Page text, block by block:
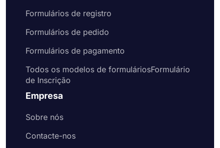
Formulários de registro
Formulários de pedido
Formulários de pagamento
Todos os modelos de formuláriosFormulário
de Inscrição
Empresa
Sobre nós
Contacte-nos